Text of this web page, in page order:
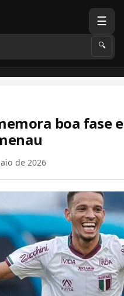
🔍
☰
boa fase
de 2026